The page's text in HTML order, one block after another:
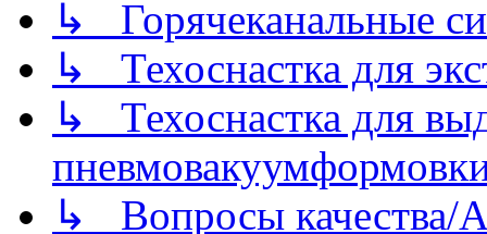
↳ Горячеканальные
↳ Техоснастка для
↳ Техоснастка для
↳ Вопросы качества/